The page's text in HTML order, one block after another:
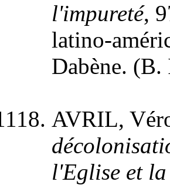
l'impureté,
latino-
Dabène.
AVRIL,
l'Eglise et